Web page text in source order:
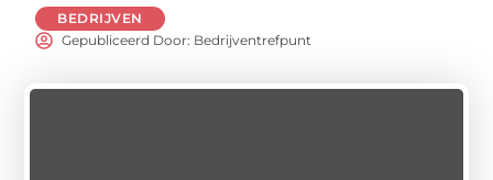
BEDRIJVEN
Gepubliceerd Door: Bedrijventrefpunt